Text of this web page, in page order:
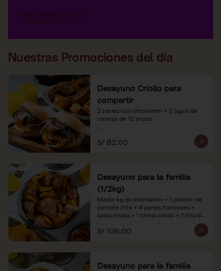
Nuestras Promociones del día
Desayuno Criollo para
compartir
2 panes con chicharrón + 2 jugos de
naranja de 12 onzas.
*Nuestros precios están expresados en
soles e incluyen impuestos de ley y
S/ 82.00
Desayuno para la familia
(1/2kg)
Medio kg de chicharrón + 1 porción de
camote frito + 4 panes franceses +
salsa criolla + 1 tamal criollo + 1 litro de
*Nuestros precios están expresados en
referenciales.
S/ 106.00
Desayuno para la familia